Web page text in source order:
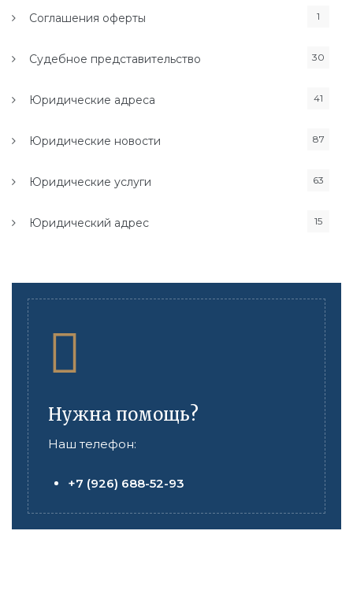
Соглашения оферты 1
Судебное представительство 30
Юридические адреса 41
Юридические новости 87
Юридические услуги 63
Юридический адрес 15
Нужна помощь?
Наш телефон:
+7 (926) 688-52-93